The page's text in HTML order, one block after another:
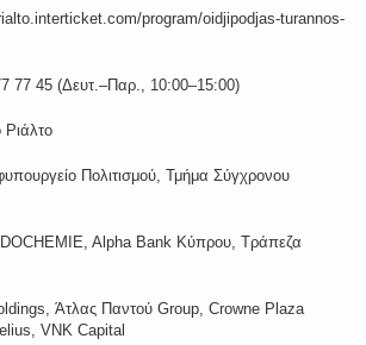
program/oidjipodjas-turannos-
77 45 (Δευτ.–Παρ., 10:00–15:00)
Πολιτισμού, Τμήμα Σύγχρονου
Alpha Bank Κύπρου, Τράπεζα
Άτλας Παντού Group, Crowne Plaza
VNK Capital